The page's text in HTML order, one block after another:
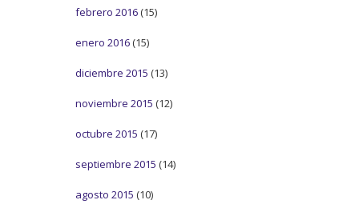
febrero 2016 (15)
enero 2016 (15)
diciembre 2015 (13)
noviembre 2015 (12)
octubre 2015 (17)
septiembre 2015 (14)
agosto 2015 (10)